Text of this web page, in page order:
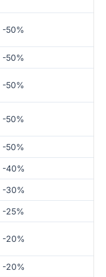
-50%
-50%
-50%
-50%
-50%
-40%
-30%
-25%
-20%
-20%